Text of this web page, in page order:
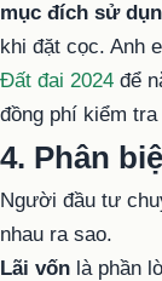
mục đích sử
khi đặt cọc. Anh
Đất đai 2024 để
đồng phí kiểm
4. Phân
Người đầu tư
nhau ra sao.
Lãi vốn là phần